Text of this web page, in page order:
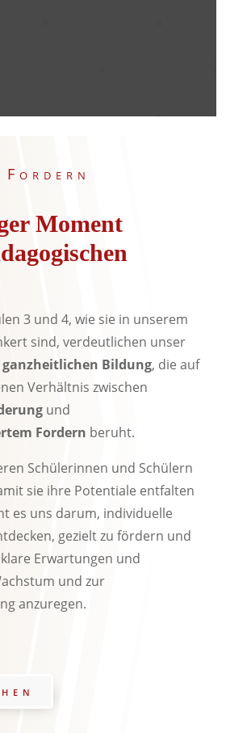
Moment
3 und 4, wie sie in unserem
sind, verdeutlichen unser
ganzheitlichen Bildung, die auf
Verhältnis zwischen
und
Fordern beruht.
Schülerinnen und Schülern
sie ihre Potentiale entfalten
es uns darum, individuelle
gezielt zu fördern und
Erwartungen und
und zur
anzuregen.